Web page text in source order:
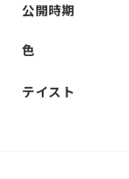
公開時期
色
テイスト